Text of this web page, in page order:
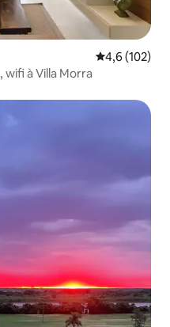
Évaluation
4,6 (102)
à Villa Morra